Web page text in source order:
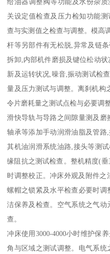
关设定值检查及压力检知功能
查与实测值之检查与调整。模高
杆等另部件有无松脱,异常及链
拆卸,内部机件磨损及键位松动
新及运转状况,噪音,振动测试检
量及压力测试与调整。离刹机构
令片磨耗量之测试点检与必要调整
滑快导轨与导路之间隙量测及
轴承等添加手动润滑油脂及管
其机油润滑系统油路,接头等测
缘阻抗之测试检查。整机精度(
时调整校正。冲床外观及附件之
螺帽之锁紧及水平检查必要时
洁保养及检查。空气系统之气
查。
冲床使用3000-4000小时维护保
角与区域之测试调整。电气系